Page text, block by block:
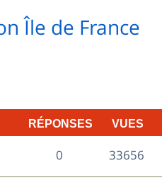
Île de France
RÉPONSES VUES
0R
é
33656V
u